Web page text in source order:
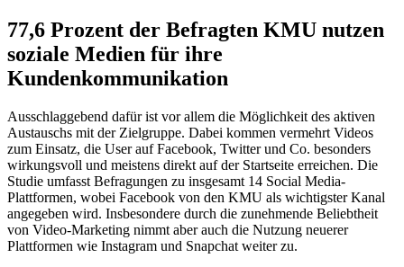
77,6 Prozent der Befragten KMU nutzen
soziale Medien für ihre
Kundenkommunikation
Ausschlaggebend dafür ist vor allem die Möglichkeit des aktiven
Austauschs mit der Zielgruppe. Dabei kommen vermehrt Videos
zum Einsatz, die User auf Facebook, Twitter und Co. besonders
wirkungsvoll und meistens direkt auf der Startseite erreichen. Die
Studie umfasst Befragungen zu insgesamt 14 Social Media-
Plattformen, wobei Facebook von den KMU als wichtigster Kanal
angegeben wird. Insbesondere durch die zunehmende Beliebtheit
von Video-Marketing nimmt aber auch die Nutzung neuerer
Plattformen wie Instagram und Snapchat weiter zu.